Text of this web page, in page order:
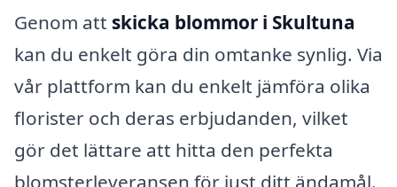
Genom att skicka blommor i Skultuna
kan du enkelt göra din omtanke synlig. Via
vår plattform kan du enkelt jämföra olika
florister och deras erbjudanden, vilket
gör det lättare att hitta den perfekta
blomsterleveransen för just ditt ändamål.